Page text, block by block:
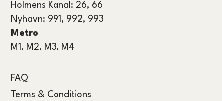
Holmens Kanal: 26, 66
Nyhavn: 991, 992, 993
Metro
M1, M2, M3, M4
FAQ
Terms & Conditions